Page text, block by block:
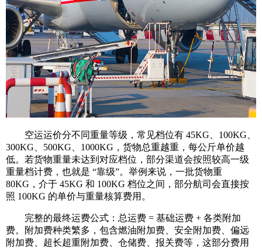
空运运价分不同重量等级，常见档位有 45KG、100KG、
300KG、500KG、1000KG，货物总重越重，每公斤单价越
低。若货物重量未达到对应档位，部分渠道会按照较高一级
重量档计费，也就是 “靠级”。举例来说，一批货物重
80KG，介于 45KG 和 100KG 档位之间，部分航司会直接按
照 100KG 的单价与重量核算费用。
完整的最终运费公式：总运费 = 基础运费 + 各类附加
费。附加费种类繁多，包含燃油附加费、安全附加费、偏远
附加费、超长超重附加费、仓储费、报关费等，这部分费用